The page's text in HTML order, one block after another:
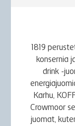
1819
konsernia
drink -
Karhu,
Crowmoor
juomat,